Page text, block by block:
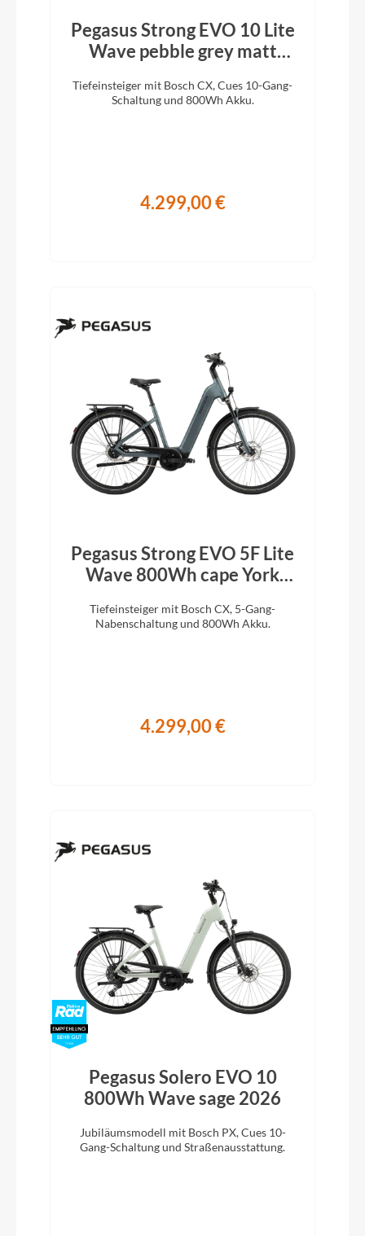
Pegasus Strong EVO 10 Lite
Wave pebble grey matt
Tiefeinsteiger mit Bosch CX, Cues 10-Gang-
Schaltung und 800Wh Akku.
4.299,00 €
Pegasus Strong EVO 5F Lite
Wave 800Wh cape York
Tiefeinsteiger mit Bosch CX, 5-Gang-
Nabenschaltung und 800Wh Akku.
4.299,00 €
Pegasus Solero EVO 10
800Wh Wave sage 2026
Jubiläumsmodell mit Bosch PX, Cues 10-
Gang-Schaltung und Straßenausstattung.